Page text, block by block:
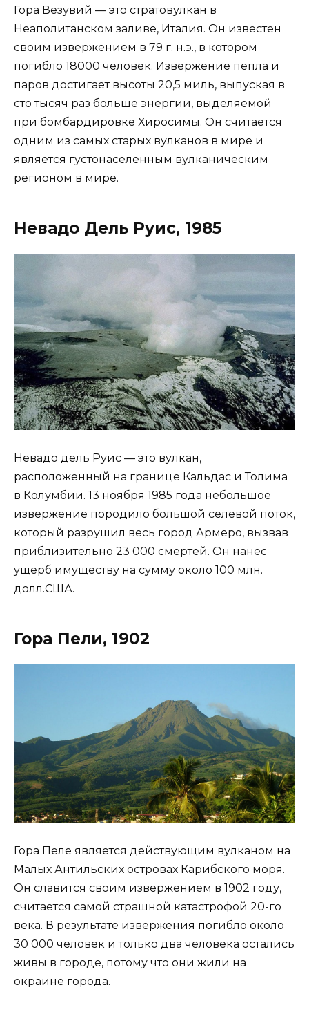
Гора Везувий — это стратовулкан в
Неаполитанском заливе, Италия. Он известен
своим извержением в 79 г. н.э., в котором
погибло 18000 человек. Извержение пепла и
паров достигает высоты 20,5 миль, выпуская в
сто тысяч раз больше энергии, выделяемой
при бомбардировке Хиросимы. Он считается
одним из самых старых вулканов в мире и
является густонаселенным вулканическим
регионом в мире.
Невадо Дель Руис, 1985
Невадо дель Руис — это вулкан,
расположенный на границе Кальдас и Толима
в Колумбии. 13 ноября 1985 года небольшое
извержение породило большой селевой поток,
который разрушил весь город Армеро, вызвав
приблизительно 23 000 смертей. Он нанес
ущерб имуществу на сумму около 100 млн.
долл.США.
Гора Пели, 1902
Гора Пеле является действующим вулканом на
Малых Антильских островах Карибского моря.
Он славится своим извержением в 1902 году,
считается самой страшной катастрофой 20-го
века. В результате извержения погибло около
30 000 человек и только два человека остались
живы в городе, потому что они жили на
окраине города.